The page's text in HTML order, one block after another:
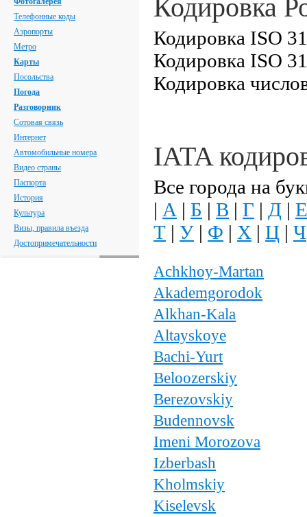
Телефонные коды
Аэропорты
Метро
Карты
Посольства
Погода
Разговорник
Сотовая связь
Интернет
Автомобильные номера
Видео страны
Паспорта
История
Культура
Визы, правила въезда
Достопримечательности
Кодировка
Кодировка ISO
Кодировка ISO
Кодировка
IATA
Все города на
| А | Б | В | Г | Д | Е
Т | У | Ф | Х | Ц | Ч
Achkhoy-Martan
Akademgorodok
Alkhan-Kala
Altayskoye
Bachi-Yurt
Beloozerskiy
Berezovskiy
Budennovsk
Imeni Morozova
Izberbash
Kholmskiy
Kiselevsk